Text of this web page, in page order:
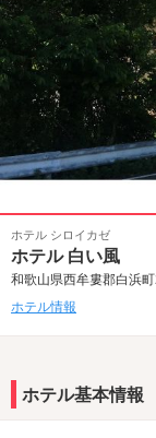
ホテル シロイカゼ
ホテル 白い風
和歌山県西牟婁郡白浜
ホテル情報
ホテル基本情報